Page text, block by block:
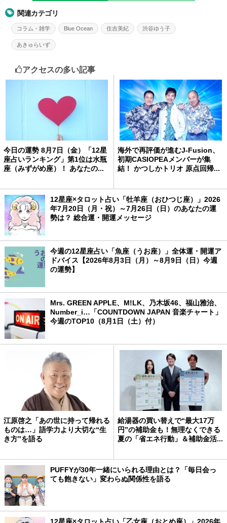
関連カテゴリ
コラム・雑学 Blue Ocean 住吉美紀 渋谷ゆう子
あきゅらいず
アクセスの多い記事
今日の運勢 8月7日（金）「12星
座占いランキング」第1位は水瓶
座（みずがめ座）！ あなたの...
海外で再評価が進むJ-Fusion、
初期CASIOPEAメンバーが集
結！ かつしかトリオ 原点回帰...
12星座×タロット占い「牡羊座（おひつじ座）」2026
年7月20日（月・祝）～7月26日（日）のあなたの運
勢は？ 総合運・開運メッセージ
今週の12星座占い「魚座（うお座）」全体運・開運ア
ドバイス【2026年8月3日（月）～8月9日（日）今週
の運勢】
Mrs. GREEN APPLE、M!LK、乃木坂46、福山雅治、
Number_i…「COUNTDOWN JAPAN 音楽チャート」
今週のTOP10（8月1日（土）付）
江原啓之「あの世に持って帰れる
ものは…」語学力より大切な“生
き方”を語る
給湯器の買い替えで“最大17万
円”の補助金も！無理なくできる
夏の「省エネ行動」＆補助金活...
PUFFYが30年一緒にいられる理由とは？「毎日会っ
ても飽きない」変わらぬ関係性を語る